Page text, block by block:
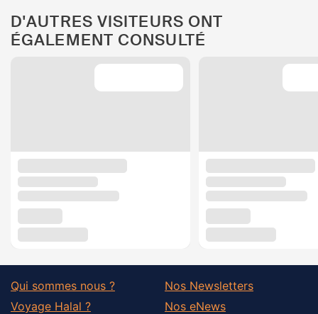
D'AUTRES VISITEURS ONT
ÉGALEMENT CONSULTÉ
Qui sommes nous ?
Voyage Halal ?
Nos Newsletters
Nos eNews